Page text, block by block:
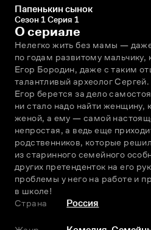
Папенькин сынок
Сезон 1 Серия 1
О сериале
Нелегко жить без мамы —
по годам развитому мальчику,
Егор Бородин, даже с таким
талантливый археолог
Егор берется за дело
ни стало надо найти женщину,
женой, а ему — самой
непростая, а ведь еще
родственников, которые
из старинного семейного
других претенденток на его
проблемы у него на работе и
в школе!
Страна
Россия